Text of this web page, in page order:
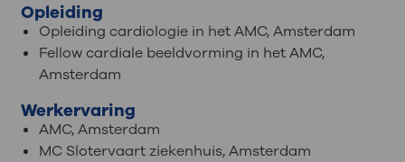
Opleiding
Opleiding cardiologie in het AMC, Amsterdam
Fellow cardiale beeldvorming in het AMC,
Amsterdam
Werkervaring
AMC, Amsterdam
MC Slotervaart ziekenhuis, Amsterdam